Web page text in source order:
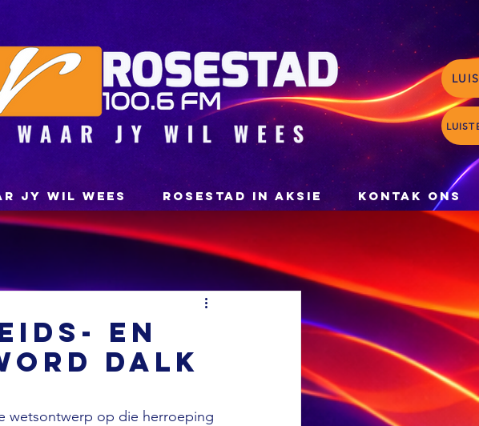
JY WIL WEES ROSESTAD IN AKSIE KONTAK ONS
en
dalk
wetsontwerp op die herroeping